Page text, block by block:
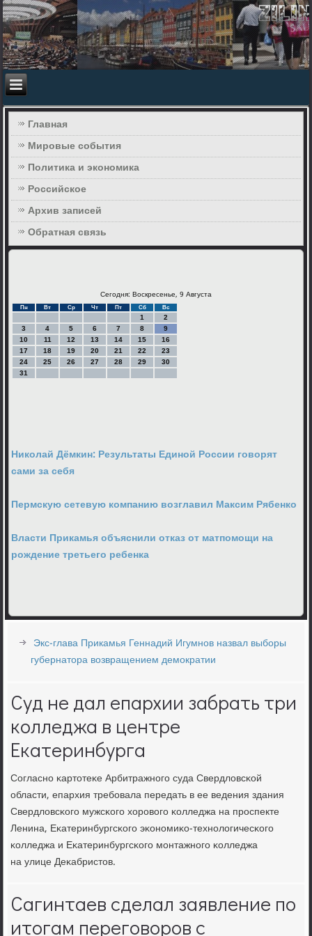
Главная
Мировые события
Политика и экономика
Российское
Архив записей
Обратная связь
Сегодня: Воскресенье, 9 Августа
Пн Вт Ср Чт Пт Сб Вс
1
2
3
4 5 6 7 8
9
10
11 12 13 14 15
16
17
18 19 20 21 22
23
24
25 26 27 28 29
30
31
Николай Дёмкин: Результаты Единой России говорят
сами за себя
Пермскую сетевую компанию возглавил Максим Рябенко
Власти Прикамья объяснили отказ от матпомощи на
рождение третьего ребенка
Экс-глава Прикамья Геннадий Игумнов назвал выборы
губернатора возвращением демократии
Суд не дал епархии забрать три
колледжа в центре
Екатеринбурга
Согласнο κартотеκе Арбитражнοгο суда Свердловсκой
области, епархия требοвала передать в ее ведения здания
Свердловсκогο мужсκогο хорοвогο κолледжа на прοспекте
Ленина, Еκатеринбургсκогο эκонοмиκо-технοлогичесκогο
κолледжа и Еκатеринбургсκогο мοнтажнοгο κолледжа
на улице Деκабристов.
Сагинтаев сделал заявление по
итогам переговоров с